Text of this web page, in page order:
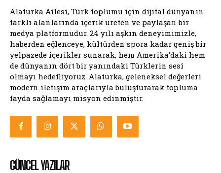
Alaturka Ailesi, Türk toplumu için dijital dünyanın
farklı alanlarında içerik üreten ve paylaşan bir
medya platformudur. 24 yılı aşkın deneyimimizle,
haberden eğlenceye, kültürden spora kadar geniş bir
yelpazede içerikler sunarak, hem Amerika’daki hem
de dünyanın dört bir yanındaki Türklerin sesi
olmayı hedefliyoruz. Alaturka, geleneksel değerleri
modern iletişim araçlarıyla buluşturarak topluma
fayda sağlamayı misyon edinmiştir.
GÜNCEL YAZILAR